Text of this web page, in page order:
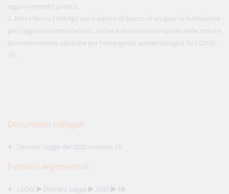
aggiornamento pratico.
2. Resta fermo l'obbligo per il datore di lavoro di erogare la formazione
per l'aggiornamento teorico, anche a distanza nel rispetto delle misure
di contenimento adottate per l'emergenza epidemiologica da COVID-
19.
Documenti collegati
Decreto Legge del 2020 numero 18
Percorsi argomentali
LEGGI Decreto Legge 2020 18